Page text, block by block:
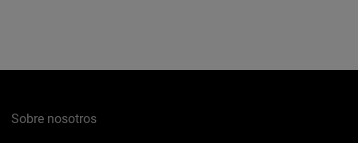
Sobre nosotros